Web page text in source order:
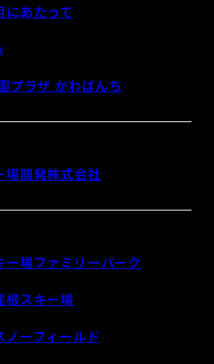
にあたって
プラザ かわばんち
場開発株式会社
ー場ファミリーパーク
根スキー場
ノーフィールド